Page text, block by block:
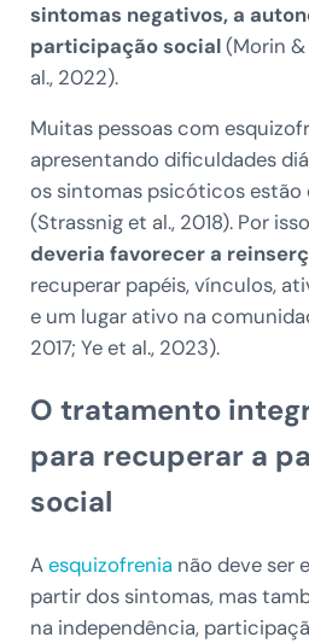
sintomas negativos, a
participação social(Morin &
al., 2022).
Muitas pessoas com
apresentando dificuldades
os sintomas psicóticos estão
(Strassnig et al., 2018). Por
deveria favorecer a
recuperar papéis, vínculos,
e um lugar ativo na
2017; Ye et al., 2023).
O tratamento
para recuperar a
social
Aesquizofrenia não deve ser
partir dos sintomas, mas
na independência,